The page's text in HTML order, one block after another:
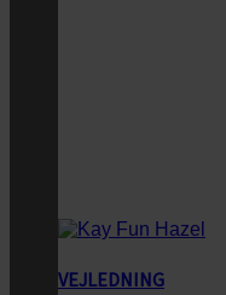
VEJLEDNING